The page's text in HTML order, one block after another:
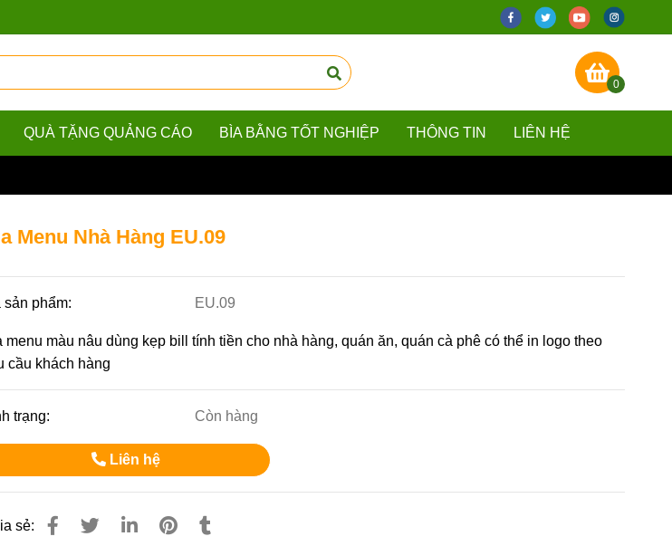
0
QUÀ TẶNG QUẢNG CÁO BÌA BẰNG TỐT NGHIỆP THÔNG TIN LIÊN HỆ
Menu Nhà Hàng EU.09
sản phẩm: EU.09
menu màu nâu dùng kẹp bill tính tiền cho nhà hàng, quán ăn, quán cà phê có thể in logo theo
cầu khách hàng
trạng: Còn hàng
Liên hệ
sẻ: